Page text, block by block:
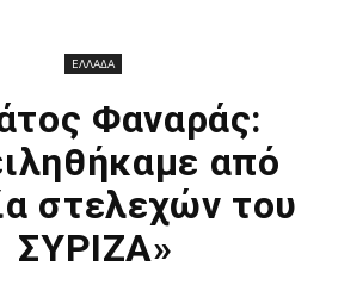
ΕΛΛΑΔΑ
Φαναράς:
από
στελεχών του
ΣΥΡΙΖΑ»